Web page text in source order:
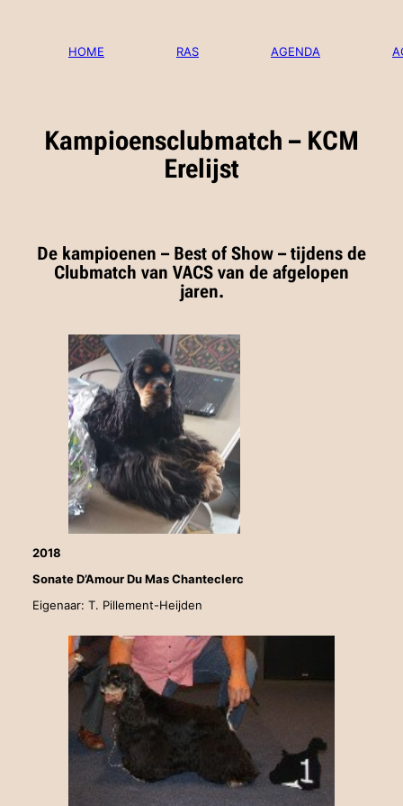
HOME RAS AGENDA
Kampioensclubmatch – KCM
Erelijst
De kampioenen – Best of Show – tijdens de
Clubmatch van VACS van de afgelopen
jaren.
2018
Sonate D’Amour Du Mas Chanteclerc
Eigenaar: T. Pillement-Heijden